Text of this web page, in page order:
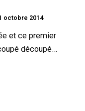
octobre 2014
et ce premier
découpé…